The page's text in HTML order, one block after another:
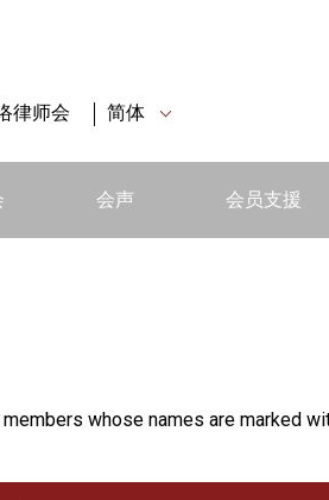
律师会 简体
会声 会员支援
whose names are marked